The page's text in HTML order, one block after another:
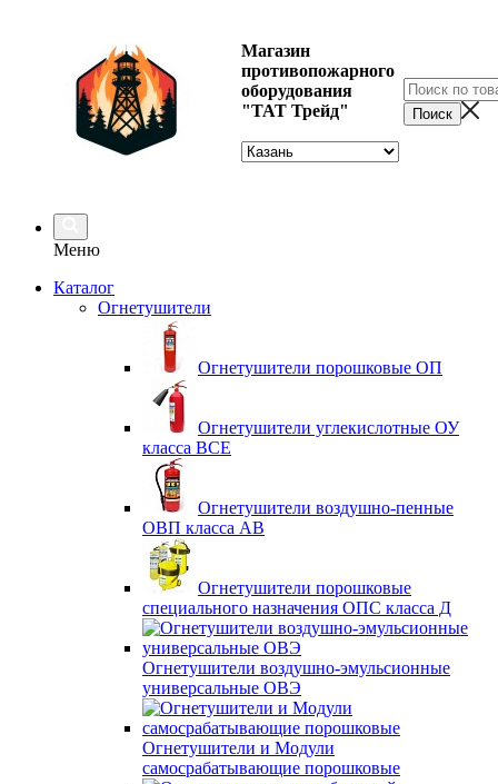
Магазин
противопожарного
оборудования
"ТАТ Трейд"
Меню
Каталог
Огнетушители
Огнетушители порошковые ОП
Огнетушители углекислотные ОУ
класса ВСЕ
Огнетушители воздушно-пенные
ОВП класса АВ
Огнетушители порошковые
специального назначения ОПС класса Д
Огнетушители воздушно-эмульсионные
универсальные ОВЭ
Огнетушители и Модули
самосрабатывающие порошковые